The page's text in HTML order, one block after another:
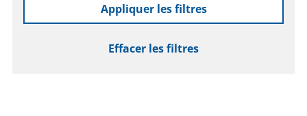
Appliquer les filtres
Effacer les filtres